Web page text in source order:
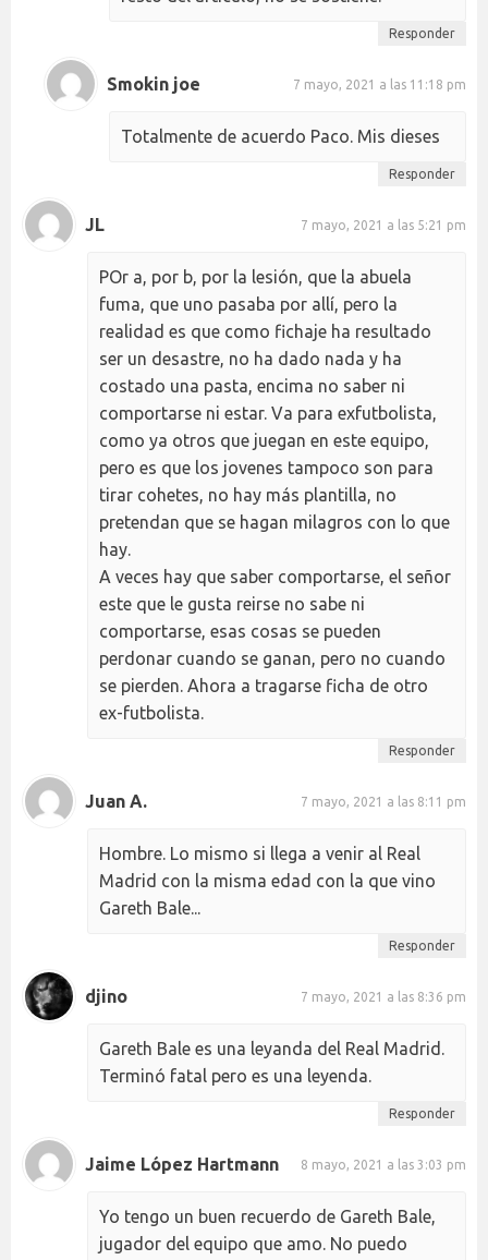
Responder
Smokin joe 7 mayo, 2021 a las 11:18 pm
Totalmente de acuerdo Paco. Mis dieses
Responder
JL 7 mayo, 2021 a las 5:21 pm
POr a, por b, por la lesión, que la abuela
fuma, que uno pasaba por allí, pero la
realidad es que como fichaje ha resultado
ser un desastre, no ha dado nada y ha
costado una pasta, encima no saber ni
comportarse ni estar. Va para exfutbolista,
como ya otros que juegan en este equipo,
pero es que los jovenes tampoco son para
tirar cohetes, no hay más plantilla, no
pretendan que se hagan milagros con lo que
hay.
A veces hay que saber comportarse, el señor
este que le gusta reirse no sabe ni
comportarse, esas cosas se pueden
perdonar cuando se ganan, pero no cuando
se pierden. Ahora a tragarse ficha de otro
ex-futbolista.
Responder
Juan A. 7 mayo, 2021 a las 8:11 pm
Hombre. Lo mismo si llega a venir al Real
Madrid con la misma edad con la que vino
Gareth Bale...
Responder
djino 7 mayo, 2021 a las 8:36 pm
Gareth Bale es una leyanda del Real Madrid.
Terminó fatal pero es una leyenda.
Responder
Jaime López Hartmann 8 mayo, 2021 a las 3:03 pm
Yo tengo un buen recuerdo de Gareth Bale,
jugador del equipo que amo. No puedo